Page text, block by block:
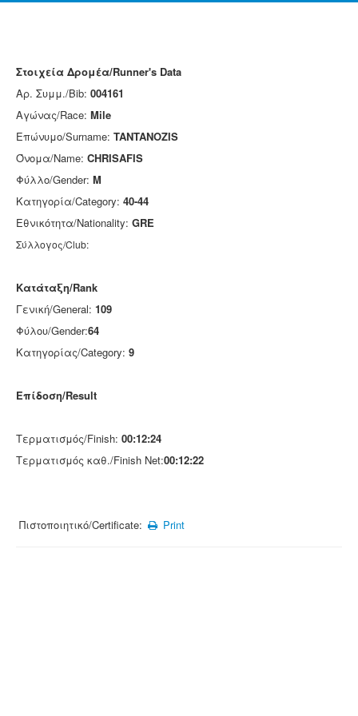
Στοιχεία Δρομέα/Runner's Data
Αρ. Συμμ./Bib: 004161
Αγώνας/Race: Mile
Επώνυμο/Surname: TANTANOZIS
Όνομα/Name: CHRISAFIS
Φύλλο/Gender: M
Κατηγορία/Category: 40-44
Εθνικότητα/Nationality: GRE
Σύλλογος/Club:
Κατάταξη/Rank
Γενική/General: 109
Φύλου/Gender:64
Κατηγορίας/Category: 9
Επίδοση/Result
Τερματισμός/Finish: 00:12:24
Τερματισμός καθ./Finish Net:00:12:22
Πιστοποιητικό/Certificate: Print